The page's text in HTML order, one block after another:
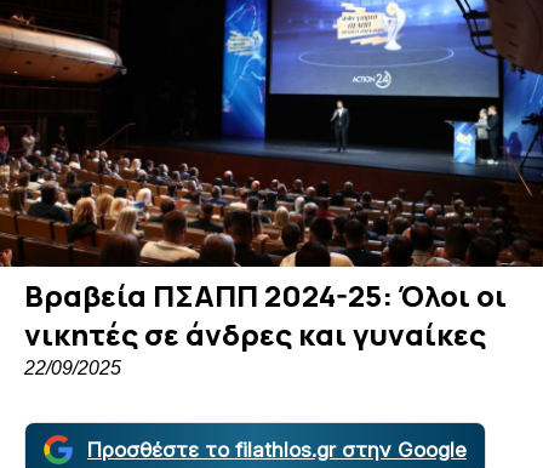
Βραβεία ΠΣΑΠΠ 2024-25: Όλοι οι
νικητές σε άνδρες και γυναίκες
22/09/2025
Προσθέστε το filathlos.gr στην Google